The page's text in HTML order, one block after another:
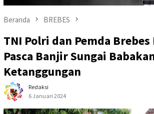
Beranda BREBES
TNI Polri dan Pemda
Pasca Banjir Sungai
Ketanggungan
Redaksi
6 Januari 2024